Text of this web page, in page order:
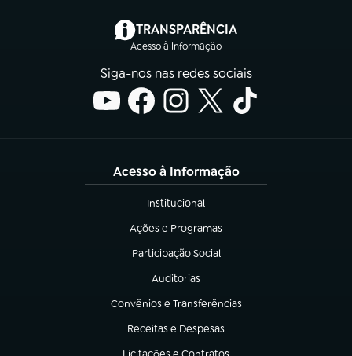
TRANSPARÊNCIA
Acesso à Informação
(abre em nova aba)
Siga-nos nas redes sociais
Acesso à Informação
Institucional
(abre em nova aba)
Ações e Programas
(abre em nova aba)
Participação Social
(abre em nova aba)
Auditorias
(abre em nova aba)
Convênios e Transferências
(abre em nova aba)
Receitas e Despesas
(abre em nova aba)